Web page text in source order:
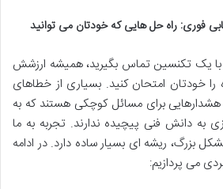
فوری: راه حل هایی که خودتان می توانید
با یک تکنسین تماس بگیرید، همیشه ارزشش
را خودتان امتحان کنید. بسیاری از خطاهای
برای مسائل کوچکی هستند که به
به دانش فنی پیچیده ندارند. تجربه به ما
بزرگ، ریشه ای بسیار ساده دارد. در ادامه
می پردازیم: